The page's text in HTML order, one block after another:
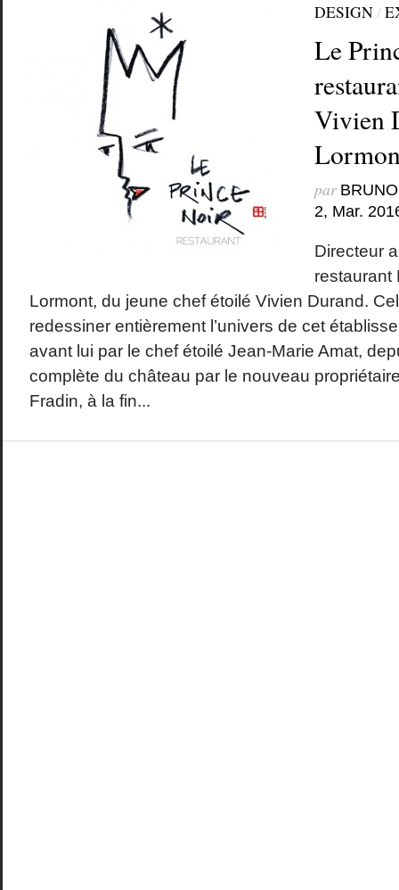
DESIGN/
Le
Vivien
par
2, Mar.
Directeur
restaurant
Lormont, du jeune chef étoilé Vivien Durand.
redessiner entièrement l’univers de cet
avant lui par le chef étoilé Jean-Marie Amat,
complète du château par le nouveau
Fradin, à la fin...